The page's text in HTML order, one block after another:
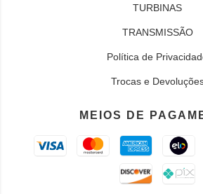
TURBINAS
TRANSMISSÃO
Política de
Trocas e
MEIOS DE